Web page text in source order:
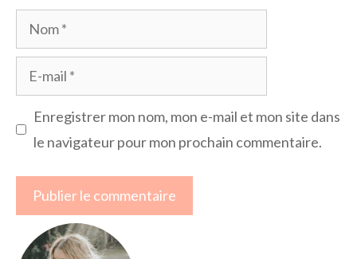
Nom
mail
Enregistrer mon nom, mon e-mail et mon site dans
le navigateur pour mon prochain commentaire.